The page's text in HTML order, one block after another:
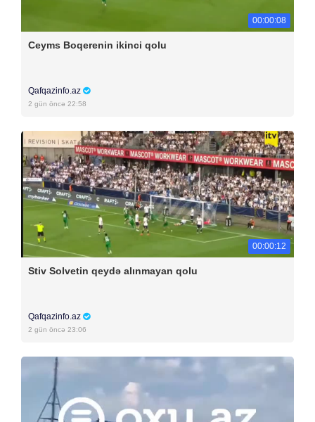
00:00:08
Ceyms Boqerenin ikinci qolu
Qafqazinfo.az
2 gün öncə 22:58
00:00:12
Stiv Solvetin qeydə alınmayan qolu
Qafqazinfo.az
2 gün öncə 23:06